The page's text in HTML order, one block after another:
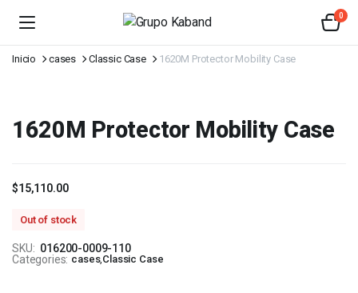
0
Inicio cases Classic Case 1620M Protector Mobility Case
1620M Protector Mobility Case
$15,110.00
Out of stock
SKU: 016200-0009-110
Categories: cases,Classic Case